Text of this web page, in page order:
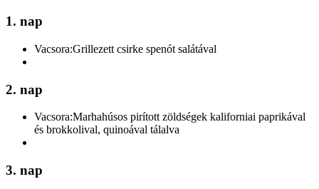
1. nap
Vacsora:Grillezett csirke spenót salátával
2. nap
Vacsora:Marhahúsos pirított zöldségek kaliforniai paprikával
és brokkolival, quinoával tálalva
3. nap